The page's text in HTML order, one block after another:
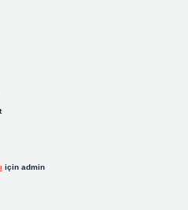
için admin